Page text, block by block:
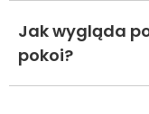
Jak wygląda
pokoi?